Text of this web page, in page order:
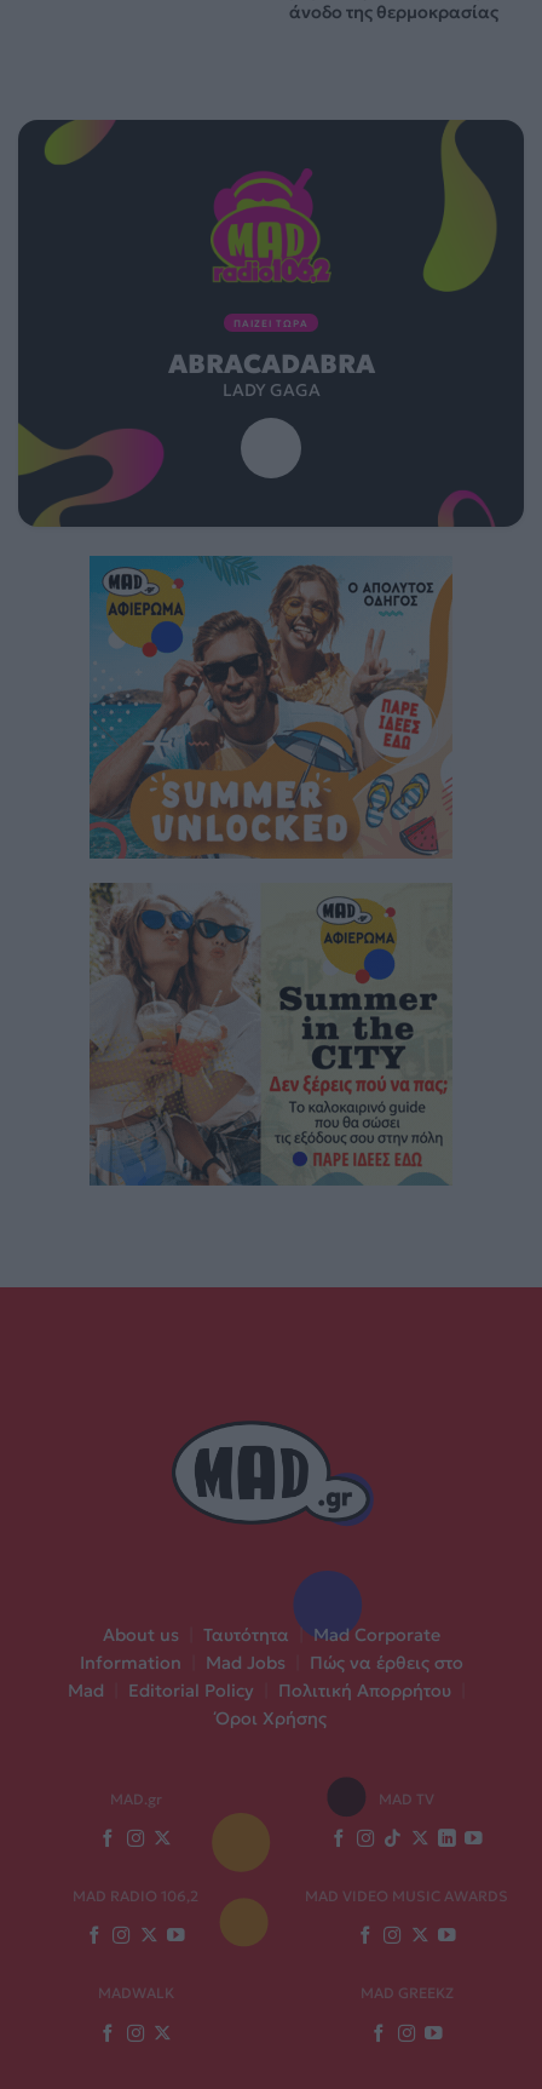
άνοδο της θερμοκρασίας
ΠΑΙΖΕΙ ΤΩΡΑ
ABRACADABRA
LADY GAGA
About us Ταυτότητα | Mad Corporate
Information
Mad Jobs
Πώς να έρθεις στο
Mad
Editorial Policy Πολιτική Απορρήτου
Όροι Χρήσης
MAD.gr MAD TV
MAD RADIO 106,2 MAD VIDEO MUSIC AWARDS
MADWALK MAD GREEKZ